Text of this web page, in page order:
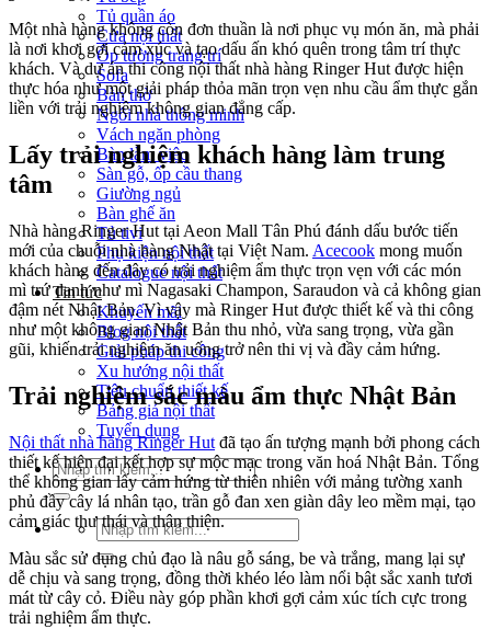
Tủ quần áo
Cửa nội thất
Ốp tường trang trí
Sofa
Bàn thờ
Ngôi nhà thông minh
Vách ngăn phòng
Bàn làm việc
Sàn gỗ, ốp cầu thang
Giường ngủ
Bàn ghế ăn
Tủ tivi
Phụ kiện nội thất
Catalogue nội thất
Tin tức
Khuyến mãi
Blog nội thất
Giải pháp thi công
Xu hướng nội thất
Tiêu chuẩn thiết kế
Bảng giá nội thất
Tuyển dụng
Tìm
kiếm:
Tìm
kiếm:
Một nhà hàng không còn đơn thuần là nơi phục vụ món ăn, mà phải
là nơi khơi gợi cảm xúc và tạo dấu ấn khó quên trong tâm trí thực
khách. Và dự án thi công nội thất nhà hàng Ringer Hut được hiện
thực hóa như một giải pháp thỏa mãn trọn vẹn nhu cầu ẩm thực gắn
liền với trải nghiệm không gian đẳng cấp.
Lấy trải nghiệm khách hàng làm trung
tâm
Nhà hàng Ringer Hut tại Aeon Mall Tân Phú đánh dấu bước tiến
mới của chuỗi nhà hàng Nhật tại Việt Nam. Acecook mong muốn
khách hàng đến đây có trải nghiệm ẩm thực trọn vẹn với các món
mì trứ danh như mì Nagasaki Champon, Saraudon và cả không gian
đậm nét Nhật Bản. Vì vậy mà Ringer Hut được thiết kế và thi công
như một không gian Nhật Bản thu nhỏ, vừa sang trọng, vừa gần
gũi, khiến trải nghiệm ăn uống trở nên thi vị và đầy cảm hứng.
Trải nghiệm sắc màu ẩm thực Nhật Bản
Nội thất nhà hàng Ringer Hut đã tạo ấn tượng mạnh bởi phong cách
thiết kế hiện đại kết hợp sự mộc mạc trong văn hoá Nhật Bản. Tổng
thể không gian lấy cảm hứng từ thiên nhiên với mảng tường xanh
phủ đầy cây lá nhân tạo, trần gỗ đan xen giàn dây leo mềm mại, tạo
cảm giác thư thái và thân thiện.
Màu sắc sử dụng chủ đạo là nâu gỗ sáng, be và trắng, mang lại sự
dễ chịu và sang trọng, đồng thời khéo léo làm nổi bật sắc xanh tươi
mát từ cây cỏ. Điều này góp phần khơi gợi cảm xúc tích cực trong
trải nghiệm ẩm thực.